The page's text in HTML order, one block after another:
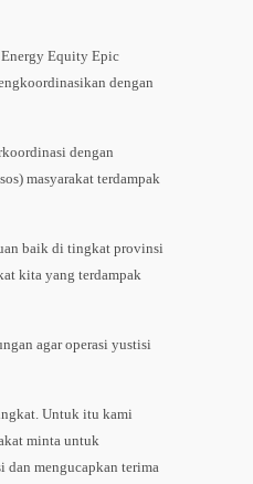
Equity Epic
dengan
dengan
masyarakat terdampak
baik di tingkat provinsi
kita yang terdampak
agar operasi yustisi
Untuk itu kami
minta untuk
dan mengucapkan terima